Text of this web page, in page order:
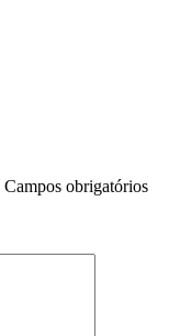
Campos obrigatórios